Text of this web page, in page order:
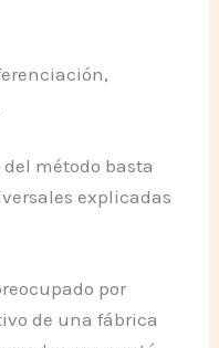
método basta
explicadas
por
de una fábrica